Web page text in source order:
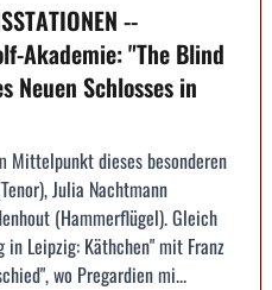
--
Akademie: "The Blind
Neuen Schlosses in
Mittelpunkt dieses besonderen
Julia Nachtmann
(Hammerflügel). Gleich
Leipzig: Käthchen" mit Franz
wo Pregardien mi...